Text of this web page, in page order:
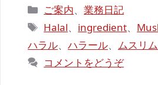
カ
テ
リ
ー
ご案内、業務日記
タ
グ
Halal、 ingredient、
ハラル、 ハラール、 ムスリム
コメントをどうぞ